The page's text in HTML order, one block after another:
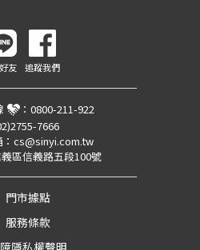
友 追蹤我們
： 0800-211-922
7666
cs@sinyi.com.tw
區信義路五段100號
門市據點
服務條款